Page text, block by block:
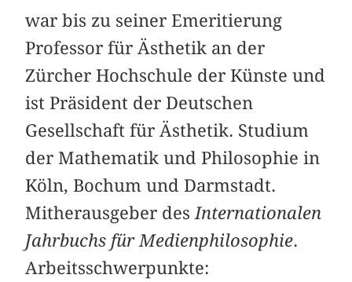
war bis zu seiner Emeritierung
Professor für Ästhetik an der
Zürcher Hochschule der Künste und
ist Präsident der Deutschen
Gesellschaft für Ästhetik. Studium
der Mathematik und Philosophie in
Köln, Bochum und Darmstadt.
Mitherausgeber desInternationalen
Jahrbuchs für Medienphilosophie.
Arbeitsschwerpunkte: